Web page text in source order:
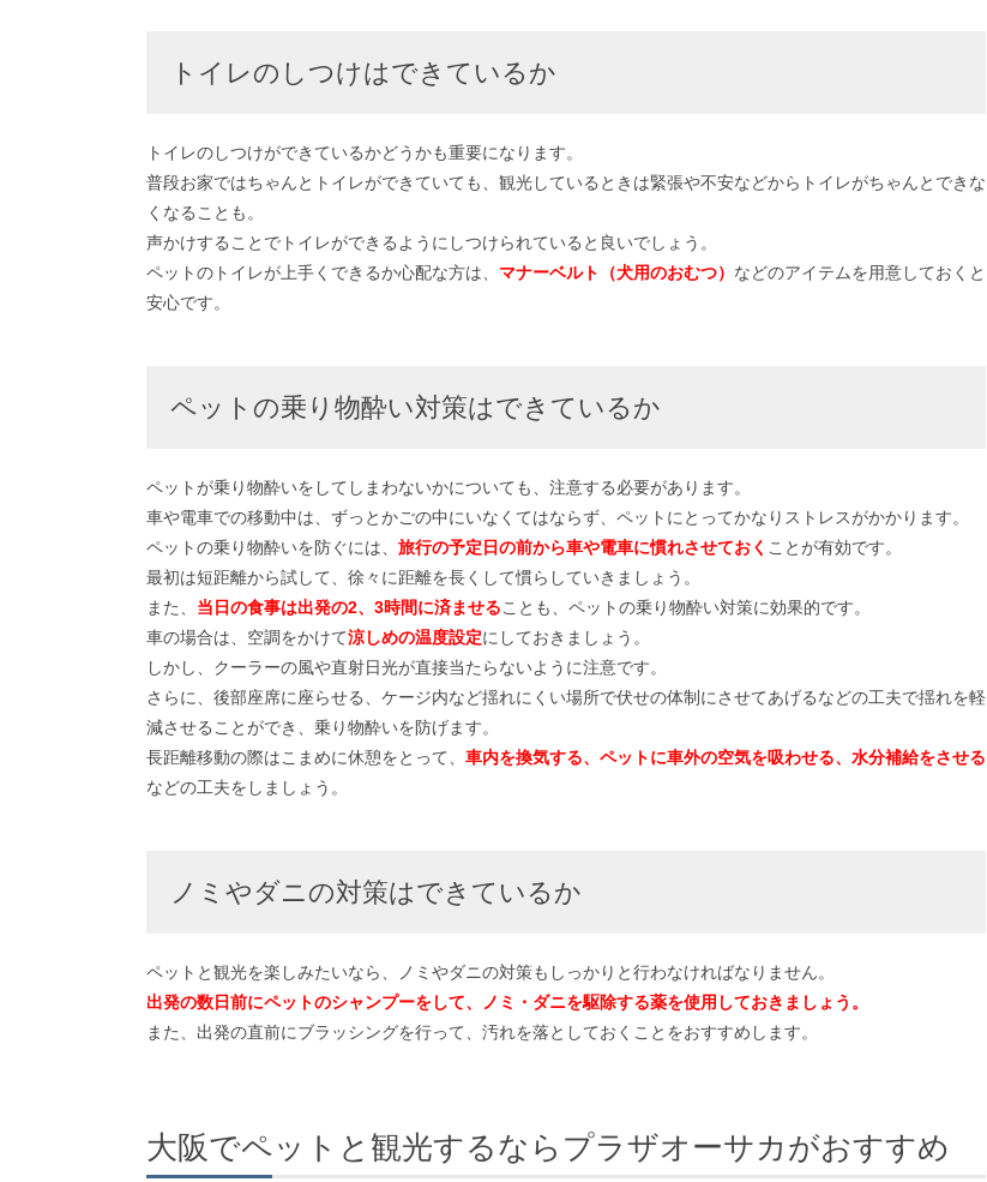
トイレのしつけはできているか
トイレのしつけができているかどうかも重要になります。
普段お家ではちゃんとトイレができていても、観光しているときは緊張や不安などからトイレがちゃんとできな
くなることも。
声かけすることでトイレができるようにしつけられていると良いでしょう。
ペットのトイレが上手くできるか心配な方は、 マナーベルト（犬用のおむつ） などのアイテムを用意しておくと
安心です。
ペットの乗り物酔い対策はできているか
ペットが乗り物酔いをしてしまわないかについても、注意する必要があります。
車や電車での移動中は、ずっとかごの中にいなくてはならず、ペットにとってかなりストレスがかかります。
ペットの乗り物酔いを防ぐには、 旅行の予定日の前から車や電車に慣れさせておく ことが有効です。
最初は短距離から試して、徐々に距離を長くして慣らしていきましょう。
また、 当日の食事は出発の2、3時間に済ませることも、ペットの乗り物酔い対策に効果的です。
車の場合は、空調をかけて涼しめの温度設定にしておきましょう。
しかし、クーラーの風や直射日光が直接当たらないように注意です。
さらに、後部座席に座らせる、ケージ内など揺れにくい場所で伏せの体制にさせてあげるなどの工夫で揺れを軽
減させることができ、乗り物酔いを防げます。
長距離移動の際はこまめに休憩をとって、 車内を換気する、ペットに車外の空気を吸わせる、水分補給をさせる
などの工夫をしましょう。
ノミやダニの対策はできているか
ペットと観光を楽しみたいなら、ノミやダニの対策もしっかりと行わなければなりません。
出発の数日前にペットのシャンプーをして、ノミ・ダニを駆除する薬を使用しておきましょう。
また、出発の直前にブラッシングを行って、汚れを落としておくことをおすすめします。
大阪でペットと観光するならプラザオーサカがおすすめ